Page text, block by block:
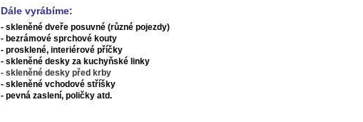
Dále vyrábíme:
- skleněné dveře posuvné (různé pojezdy)
- bezrámové sprchové kouty
- prosklené, interiérové příčky
- skleněné desky za kuchyňské linky
- skleněné desky před krby
- skleněné vchodové stříšky
- pevná zaslení, poličky atd.